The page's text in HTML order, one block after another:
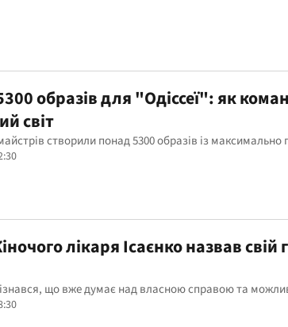
образів для "Одіссеї": як
світ
створили понад 5300 образів із
лікаря Ісаєнко назвав
що вже думає над власною справою та